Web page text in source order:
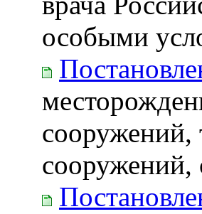
особыми
сооружений,
сооружений,